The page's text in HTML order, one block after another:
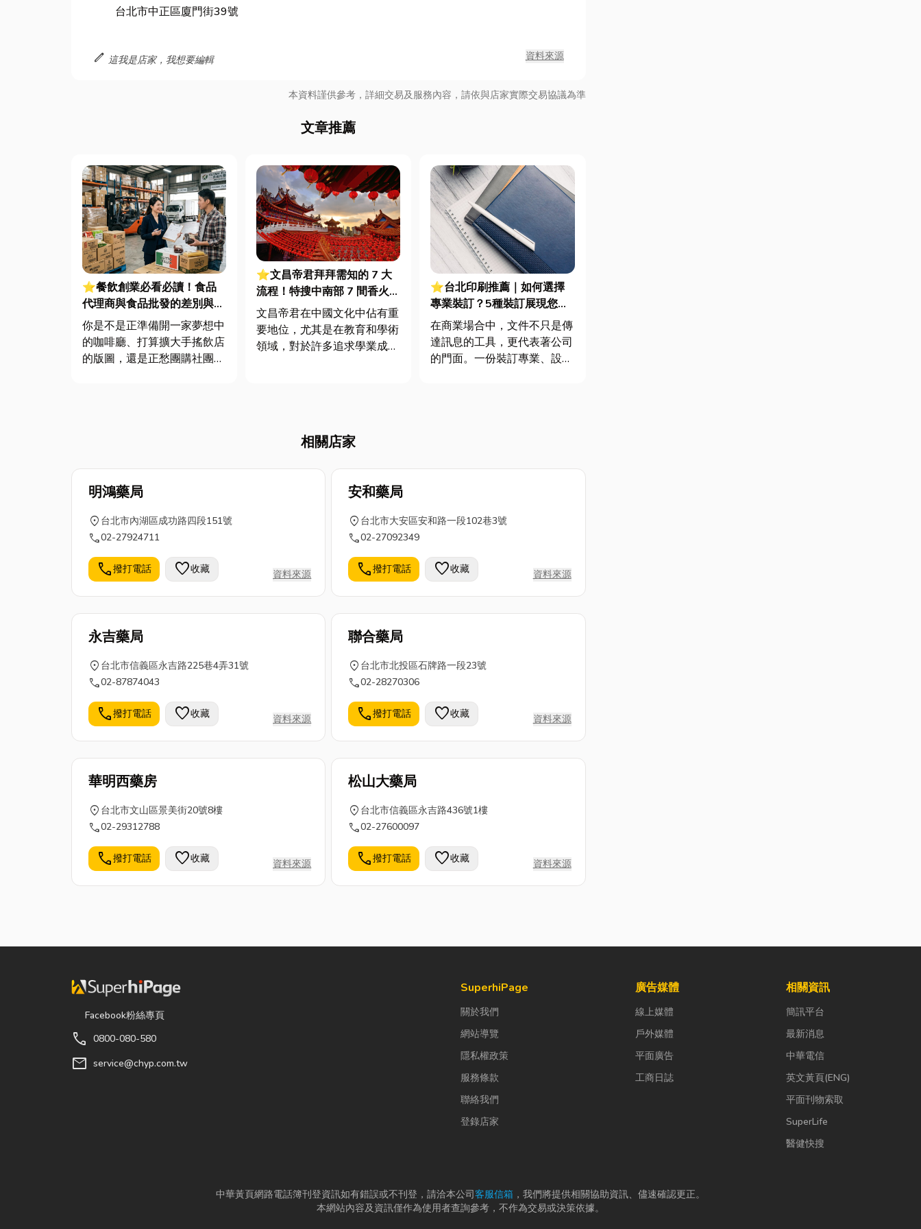
台北市中正區廈門街39號
edit 這我是店家，我想要編輯 資料來源
本資料謹供參考，詳細交易及服務內容，請依與店家實際交易協議為準
文章推薦
⭐餐飲創業必看必讀！食品
代理商與食品批發的差別與挑
選指南，外加全台食品代理/
食品批發商推薦清單
你是不是正準備開一家夢想中
的咖啡廳、打算擴大手搖飲店
的版圖，還是正愁團購社團沒
到底該...
⭐文昌帝君拜拜需知的 7 大
流程！特搜中南部 7 間香火鼎
盛的文昌廟 心誠則靈~祈願考
運滿分
文昌帝君在中國文化中佔有重
要地位，尤其是在教育和學術
領域，對於許多追求學業成就
才華，並在考試中取得好成
⭐台北印刷推薦｜如何選擇
專業裝訂？5種裝訂展現您的
專業與品味
在商業場合中，文件不只是傳
達訊息的工具，更代表著公司
的門面。一份裝訂專業、設計
更多就...
相關店家
明鴻藥局
location_on 台北市內湖區成功路四段151號
call02-27924711
call撥打電話 favorite收藏 資料來源
安和藥局
location_on 台北市大安區安和路一段102巷3號
call02-27092349
call撥打電話 favorite收藏 資料來源
永吉藥局
location_on 台北市信義區永吉路225巷4弄31號
call02-87874043
call撥打電話 favorite收藏 資料來源
聯合藥局
location_on 台北市北投區石牌路一段23號
call02-28270306
call撥打電話 favorite收藏 資料來源
華明西藥房
location_on 台北市文山區景美街20號8樓
call02-29312788
call撥打電話 favorite收藏 資料來源
松山大藥局
location_on 台北市信義區永吉路436號1樓
call02-27600097
call撥打電話 favorite收藏 資料來源
Facebook粉絲專頁
call 0800-080-580
mail service@chyp.com.tw
SuperhiPage
關於我們
網站導覽
隱私權政策
服務條款
聯絡我們
登錄店家
廣告媒體
線上媒體
戶外媒體
平面廣告
工商日誌
相關資訊
簡訊平台
最新消息
中華電信
英文黃頁(ENG)
平面刊物索取
SuperLife
醫健快搜
中華黃頁網路電話簿刊登資訊如有錯誤或不刊登，請洽本公司客服信箱 ，我們將提供相關協助資訊、儘速確認更正。
本網站內容及資訊僅作為使用者查詢參考，不作為交易或決策依據。